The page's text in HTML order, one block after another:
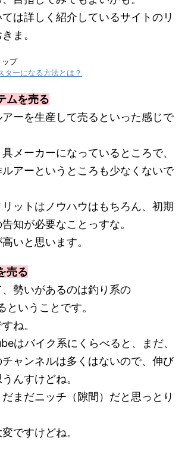
は詳しく紹介しているサイトのリ
ま。
ップ
ターになる方法とは？
を売る
ーを生産して売るといった感じで
メーカーになっているところで、
アーというところも少なくないで
ットはノウハウはもちろん、初期
知が必要なことっすな。
いと思います。
売る
勢いがあるのは釣り系の
ということです。
ね。
はバイク系にくらべると、まだ、
ャンネルは多くはないので、伸び
んすけどね。
まだニッチ（隙間）だと思っとり
ですけどね。